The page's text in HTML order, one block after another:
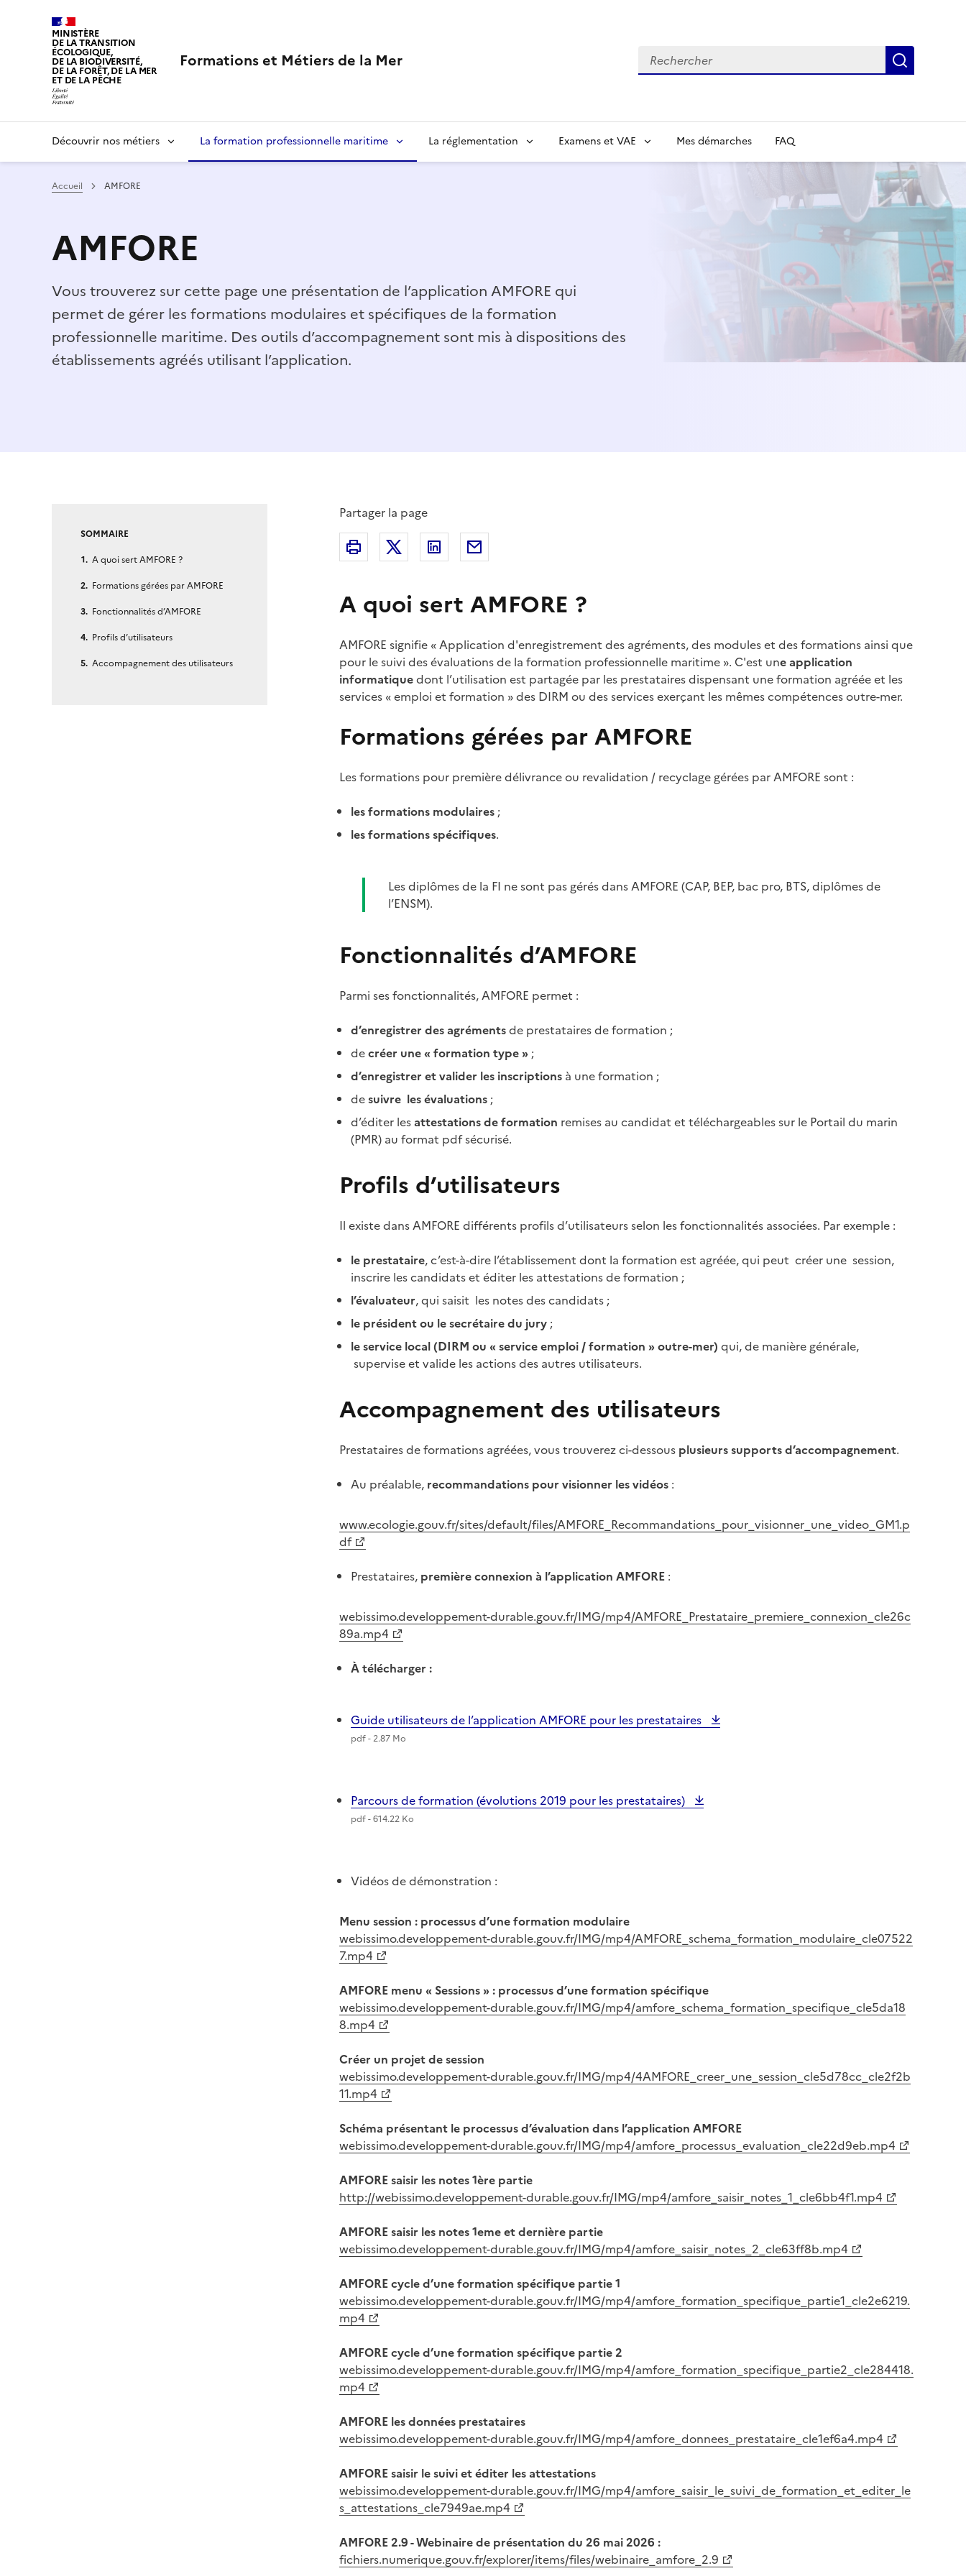
MINISTÈRE
DE LA TRANSITION
ÉCOLOGIQUE,
DE LA BIODIVERSITÉ,
DE LA FORÊT, DE LA MER
ET DE LA PÊCHE
LIBERTÉ, ÉGALITÉ, FRATERNITÉ
Formations et Métiers de la Mer Rechercher
Navigation
principale
Découvrir nos métiers La formation professionnelle maritime La réglementation Examens et VAE Mes démarches FAQ
Accueil AMFORE
AMFORE
Vous trouverez sur cette page une présentation de l’application AMFORE qui
permet de gérer les formations modulaires et spécifiques de la formation
professionnelle maritime. Des outils d’accompagnement sont mis à dispositions des
établissements agréés utilisant l’application.
SOMMAIRE
A quoi sert AMFORE ?
Formations gérées par AMFORE
Fonctionnalités d’AMFORE
Profils d’utilisateurs
Accompagnement des utilisateurs
Partager la page
Imprimer Partager sur X (anciennement Twitter)
Partager sur Linkedin
A quoi sert AMFORE ?
AMFORE signifie « Application d'enregistrement des agréments, des modules et des formations ainsi que
pour le suivi des évaluations de la formation professionnelle maritime ». C'est une application
informatiquedont l’utilisation est partagée par les prestataires dispensant une formation agréée et les
services « emploi et formation » des DIRM ou des services exerçant les mêmes compétences outre-mer.
Formations gérées par AMFORE
Les formations pour première délivrance ou revalidation / recyclage gérées par AMFORE sont :
les formations modulaires ;
les formations spécifiques.
Les diplômes de la FI ne sont pas gérés dans AMFORE (CAP, BEP, bac pro, BTS, diplômes de
l’ENSM).
Fonctionnalités d’AMFORE
Parmi ses fonctionnalités, AMFORE permet :
d’enregistrer des agrémentsde prestataires de formation ;
decréer une « formation type » ;
d’enregistrer et valider les inscriptions à une formation ;
desuivre les évaluations ;
d’éditer lesattestations de formation remises au candidat et téléchargeables sur le Portail du marin
(PMR) au format pdf sécurisé.
Profils d’utilisateurs
Il existe dans AMFORE différents profils d’utilisateurs selon les fonctionnalités associées. Par exemple :
le prestataire, c’est-à-dire l’établissement dont la formation est agréée, qui peut créer une session,
inscrire les candidats et éditer les attestations de formation ;
l’évaluateur, qui saisit les notes des candidats ;
le président ou le secrétaire du jury ;
le service local (DIRM ou « service emploi / formation » outre-mer) qui, de manière générale,
supervise et valide les actions des autres utilisateurs.
Accompagnement des utilisateurs
Prestataires de formations agréées, vous trouverez ci-dessous plusieurs supports d’accompagnement.
Au préalable, recommandations pour visionner les vidéos :
www.ecologie.gouv.fr/sites/default/files/AMFORE_Recommandations_pour_visionner_une_video_GM1.p
df
Prestataires, première connexion à l’application AMFORE :
webissimo.developpement-durable.gouv.fr/IMG/mp4/AMFORE_Prestataire_premiere_connexion_cle26c
89a.mp4
À télécharger :
Guide utilisateurs de l’application AMFORE pour les prestataires
pdf - 2.87 Mo
Parcours de formation (évolutions 2019 pour les prestataires)
pdf - 614.22 Ko
Vidéos de démonstration :
Menu session : processus d’une formation modulaire
webissimo.developpement-durable.gouv.fr/IMG/mp4/AMFORE_schema_formation_modulaire_cle07522
7.mp4
AMFORE menu « Sessions » : processus d’une formation spécifique
webissimo.developpement-durable.gouv.fr/IMG/mp4/amfore_schema_formation_specifique_cle5da18
8.mp4
Créer un projet de session
webissimo.developpement-durable.gouv.fr/IMG/mp4/4AMFORE_creer_une_session_cle5d78cc_cle2f2b
11.mp4
Schéma présentant le processus d’évaluation dans l’application AMFORE
webissimo.developpement-durable.gouv.fr/IMG/mp4/amfore_processus_evaluation_cle22d9eb.mp4
AMFORE saisir les notes 1ère partie
http://webissimo.developpement-durable.gouv.fr/IMG/mp4/amfore_saisir_notes_1_cle6bb4f1.mp4
AMFORE saisir les notes 1eme et dernière partie
webissimo.developpement-durable.gouv.fr/IMG/mp4/amfore_saisir_notes_2_cle63ff8b.mp4
AMFORE cycle d’une formation spécifique partie 1
webissimo.developpement-durable.gouv.fr/IMG/mp4/amfore_formation_specifique_partie1_cle2e6219.
mp4
AMFORE cycle d’une formation spécifique partie 2
webissimo.developpement-durable.gouv.fr/IMG/mp4/amfore_formation_specifique_partie2_cle284418.
mp4
AMFORE les données prestataires
webissimo.developpement-durable.gouv.fr/IMG/mp4/amfore_donnees_prestataire_cle1ef6a4.mp4
AMFORE saisir le suivi et éditer les attestations
webissimo.developpement-durable.gouv.fr/IMG/mp4/amfore_saisir_le_suivi_de_formation_et_editer_le
s_attestations_cle7949ae.mp4
AMFORE 2.9 - Webinaire de présentation du 26 mai 2026 :
fichiers.numerique.gouv.fr/explorer/items/files/webinaire_amfore_2.9